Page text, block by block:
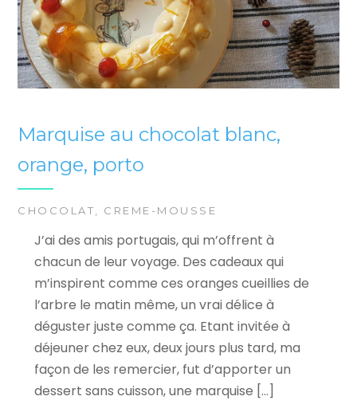
Marquise au chocolat blanc,
orange, porto
CHOCOLAT CREME-MOUSSE
J’ai des amis portugais, qui m’offrent à
chacun de leur voyage. Des cadeaux qui
m’inspirent comme ces oranges cueillies de
l’arbre le matin même, un vrai délice à
déguster juste comme ça. Etant invitée à
déjeuner chez eux, deux jours plus tard, ma
façon de les remercier, fut d’apporter un
dessert sans cuisson, une marquise […]